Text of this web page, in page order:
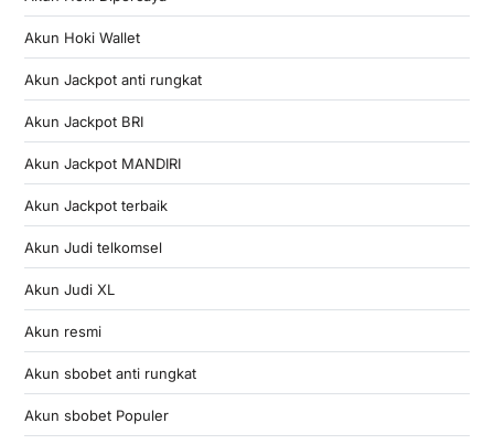
Akun Hoki Wallet
Akun Jackpot anti rungkat
Akun Jackpot BRI
Akun Jackpot MANDIRI
Akun Jackpot terbaik
Akun Judi telkomsel
Akun Judi XL
Akun resmi
Akun sbobet anti rungkat
Akun sbobet Populer